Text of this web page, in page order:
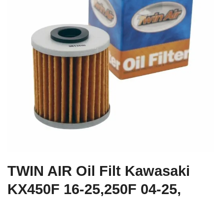
TWIN AIR Oil Filt Kawasaki
KX450F 16-25,250F 04-25,